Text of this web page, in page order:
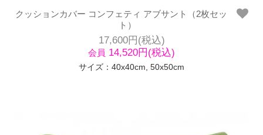
クッションカバー コンフェティ アブサント（2枚セッ
ト）
17,600円(税込)
会員 14,520円(税込)
サイズ：40x40cm, 50x50cm